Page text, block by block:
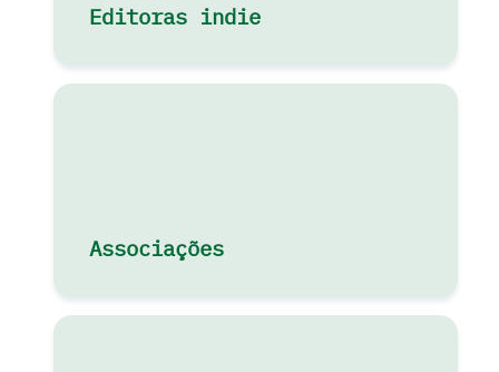
Editoras indie
Associações